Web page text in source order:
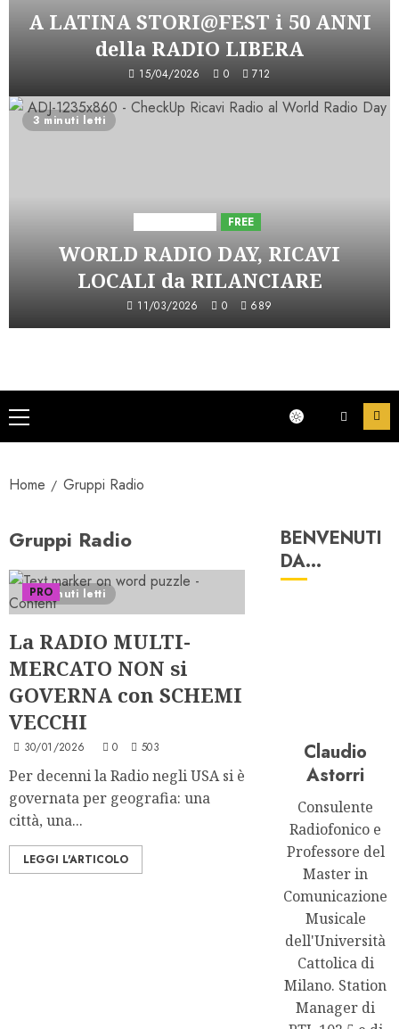
A LATINA STORI@FEST i 50 ANNI
della RADIO LIBERA
15/04/2026 0 712
3 minuti letti
FREE
WORLD RADIO DAY, RICAVI
LOCALI da RILANCIARE
11/03/2026 0 689
Menu
principale
Home Gruppi Radio
Gruppi Radio
3 minuti letti
PRO
La RADIO MULTI-
MERCATO NON si
GOVERNA con SCHEMI
VECCHI
30/01/2026 0 503
Per decenni la Radio negli USA si è
governata per geografia: una
città, una...
LEGGI L'ARTICOLO
BENVENUTI
DA…
Claudio
Astorri
Consulente
Radiofonico e
Professore del
Master in
Comunicazione
Musicale
dell'Università
Cattolica di
Milano. Station
Manager di